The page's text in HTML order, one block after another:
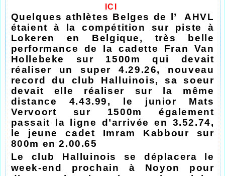
ICI
Quelques athlètes Belges de l’ AHVL
étaient à la compétition sur piste à
Lokeren en Belgique, très belle
performance de la cadette Fran Van
Hollebeke sur 1500m qui devait
réaliser un super 4.29.26, nouveau
record du club Halluinois, sa soeur
devait elle réaliser sur la même
distance 4.43.99, le junior Mats
Vervoort sur 1500m également
passait la ligne d’arrivée en 3.52.74,
le jeune cadet Imram Kabbour sur
800m en 2.00.65
Le club Halluinois se déplacera le
week-end prochain à Noyon pour